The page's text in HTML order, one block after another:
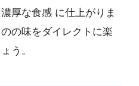
厚な食感 に仕上がりま
の味をダイレクトに楽
う。